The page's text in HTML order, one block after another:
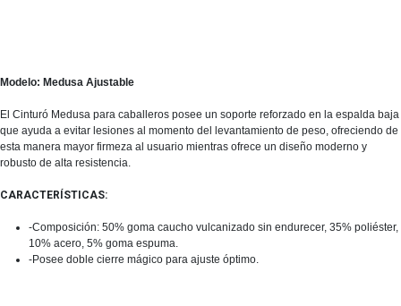
Modelo: Medusa Ajustable
El Cinturó Medusa para caballeros posee un soporte reforzado en la espalda baja
que ayuda a evitar lesiones al momento del levantamiento de peso, ofreciendo de
esta manera mayor firmeza al usuario mientras ofrece un diseño moderno y
robusto de alta resistencia.
CARACTERÍSTICAS:
-Composición: 50% goma caucho vulcanizado sin endurecer, 35% poliéster,
10% acero, 5% goma espuma.
-Posee doble cierre mágico para ajuste óptimo.